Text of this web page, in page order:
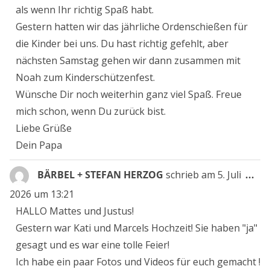
als wenn Ihr richtig Spaß habt.
Gestern hatten wir das jährliche Ordenschießen für
die Kinder bei uns. Du hast richtig gefehlt, aber
nächsten Samstag gehen wir dann zusammen mit
Noah zum Kinderschützenfest.
Wünsche Dir noch weiterhin ganz viel Spaß. Freue
mich schon, wenn Du zurück bist.
Liebe Grüße
Dein Papa
BÄRBEL + STEFAN HERZOG schrieb am 5. Juli
2026 um 13:21
HALLO Mattes und Justus!
Gestern war Kati und Marcels Hochzeit! Sie haben "ja"
gesagt und es war eine tolle Feier!
Ich habe ein paar Fotos und Videos für euch gemacht !
...